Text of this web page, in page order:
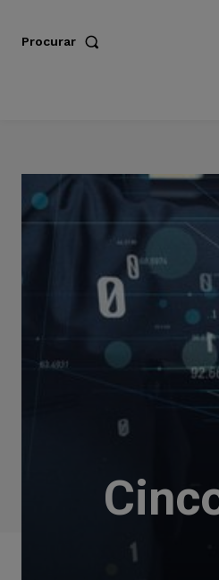
Procurar